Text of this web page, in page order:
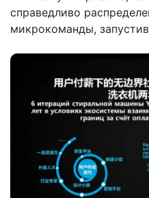
справедливо
микрокоманды,